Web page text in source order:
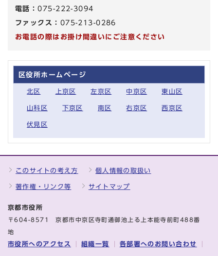
電話：075-222-3094
ファックス： 075-213-0286
お電話の際はお掛け間違いにご注意ください
区役所ホームページ
北区 上京区 左京区 中京区 東山区
山科区 下京区 南区 右京区 西京区
伏見区
このサイトの考え方 個人情報の取扱い
著作権・リンク等 サイトマップ
京都市役所
〒604-8571 京都市中京区寺町通御池上る上本能寺前町488番
地
市役所へのアクセス 組織一覧 各部署へのお問い合わせ